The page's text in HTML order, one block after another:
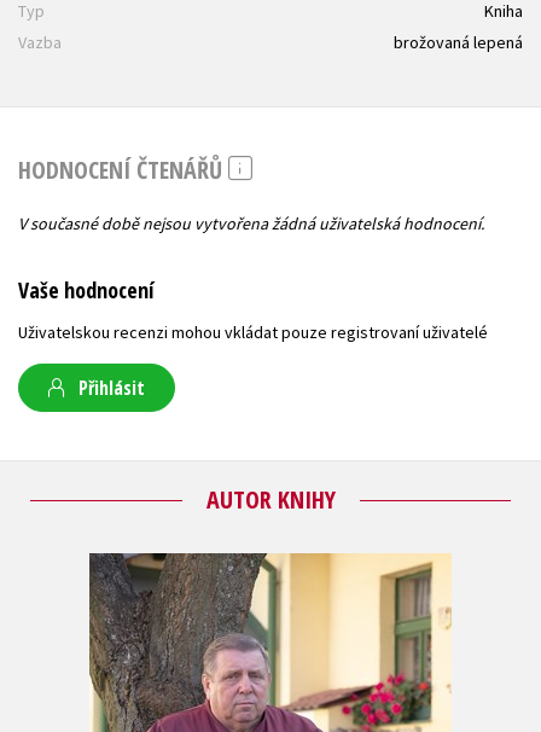
Typ
Kniha
Vazba
brožovaná lepená
HODNOCENÍ ČTENÁŘŮ
V současné době nejsou vytvořena žádná uživatelská hodnocení.
Vaše hodnocení
Uživatelskou recenzi mohou vkládat pouze registrovaní uživatelé
Přihlásit
AUTOR KNIHY